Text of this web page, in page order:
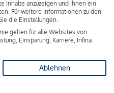
Inhalte anzuzeigen und Ihnen ein
Für weitere Informationen zu den
die Einstellungen.
gelten für alle Websites von
Einsparung, Karriere, Infina.
Ablehnen